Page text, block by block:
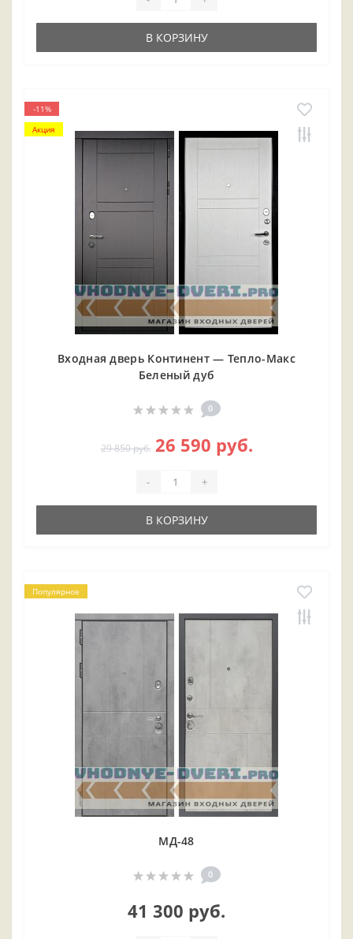
В КОРЗИНУ
-11%
Акция
Входная дверь Континент — Тепло-Макс
Беленый дуб
0
29 850 руб. 26 590 руб.
- +
В КОРЗИНУ
Популярное
МД-48
0
41 300 руб.